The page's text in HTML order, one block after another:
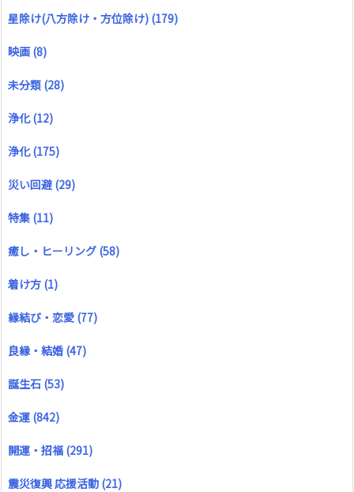
星除け(八方除け・方位除け) (179)
映画(8)
未分類 (28)
浄化(12)
浄化(175)
災い回避 (29)
特集 (11)
癒し・ヒーリング (58)
着け方 (1)
縁結び・恋愛 (77)
良縁・結婚 (47)
誕生石 (53)
金運 (842)
開運・招福 (291)
震災復興 応援活動 (21)